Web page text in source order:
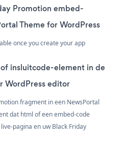
Promotion embed-
Theme for WordPress
once you create your app
insluitcode-element in de
WordPress editor
fragment in een NewsPortal
dat html of een embed-code
pagina en uw Black Friday